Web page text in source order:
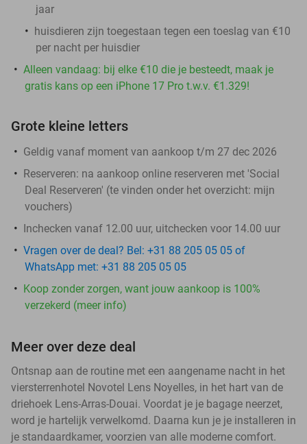
jaar
huisdieren zijn toegestaan tegen een toeslag van €10
per nacht per huisdier
Alleen vandaag: bij elke €10 die je besteedt, maak je
gratis kans op een iPhone 17 Pro t.w.v. €1.329!
Grote kleine letters
Geldig vanaf moment van aankoop t/m 27 dec 2026
Reserveren: na aankoop online reserveren met 'Social
Deal Reserveren' (te vinden onder het overzicht: mijn
vouchers)
Inchecken vanaf 12.00 uur, uitchecken voor 14.00 uur
Vragen over de deal? Bel: +31 88 205 05 05 of
WhatsApp met: +31 88 205 05 05
Koop zonder zorgen, want jouw aankoop is 100%
verzekerd (meer info)
Meer over deze deal
Ontsnap aan de routine met een aangename nacht in het
viersterrenhotel Novotel Lens Noyelles, in het hart van de
driehoek Lens-Arras-Douai. Voordat je je bagage neerzet,
word je hartelijk verwelkomd. Daarna kun je je installeren in
je standaardkamer, voorzien van alle moderne comfort.